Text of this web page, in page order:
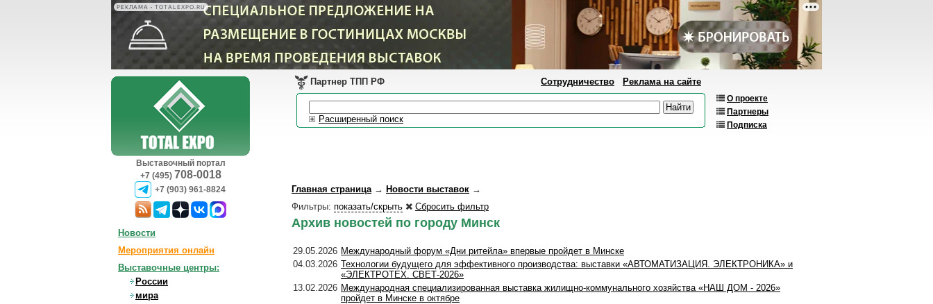
РЕКЛАМА • TOTALEXPO.RU
Выставочный портал
+7 (495) 708-0018
+7 (903) 961-8824
О проекте
Партнеры
Подписка
Партнер ТПП РФ Сотрудничество Реклама на сайте
Расширенный поиск
Главная страница→ Новости выставок →
Фильтры: показать/скрыть Сбросить фильтр
Архив новостей по городу Минск
29.05.2026 Международный форум «Дни ритейла» впервые пройдет в Минске
04.03.2026 Технологии будущего для эффективного производства: выставки «АВТОМАТИЗАЦИЯ. ЭЛЕКТРОНИКА» и
«ЭЛЕКТРОТЕХ. СВЕТ-2026»
13.02.2026 Международная специализированная выставка жилищно-коммунального хозяйства «НАШ ДОМ - 2026»
пройдет в Минске в октябре
Новости
Мероприятия онлайн
Выставочные центры:
России
мира